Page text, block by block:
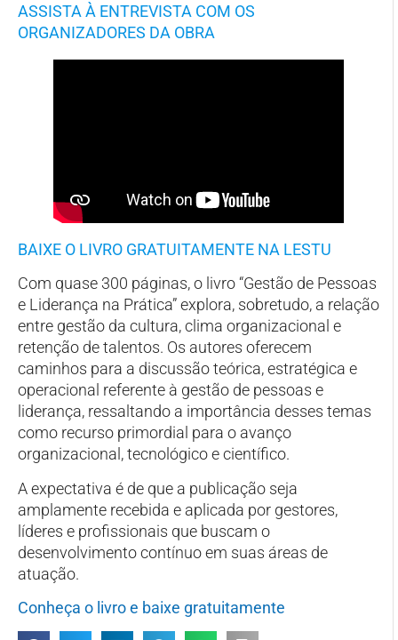
ASSISTA À ENTREVISTA COM OS
ORGANIZADORES DA OBRA
BAIXE O LIVRO GRATUITAMENTE NA LESTU
Com quase 300 páginas, o livro “Gestão de Pessoas
e Liderança na Prática” explora, sobretudo, a relação
entre gestão da cultura, clima organizacional e
retenção de talentos. Os autores oferecem
caminhos para a discussão teórica, estratégica e
operacional referente à gestão de pessoas e
liderança, ressaltando a importância desses temas
como recurso primordial para o avanço
organizacional, tecnológico e científico.
A expectativa é de que a publicação seja
amplamente recebida e aplicada por gestores,
líderes e profissionais que buscam o
desenvolvimento contínuo em suas áreas de
atuação.
Conheça o livro e baixe gratuitamente